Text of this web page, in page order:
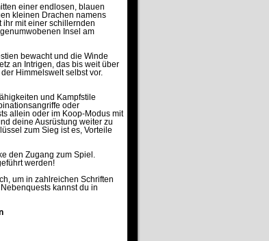
einer endlosen, blauen
kleinen Drachen namens
ihr mit einer schillernden
Insel am
bewacht und die Winde
an Intrigen, das bis weit über
Himmelswelt selbst vor.
und Kampfstile
oder
allein oder im Koop-Modus mit
deine Ausrüstung weiter zu
zum Sieg ist es, Vorteile
den Zugang zum Spiel.
werden!
um in zahlreichen Schriften
kannst du in